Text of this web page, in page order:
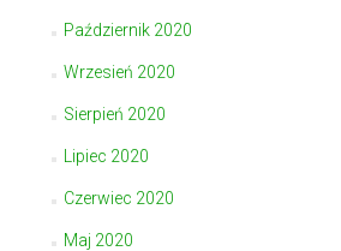
Październik 2020
Wrzesień 2020
Sierpień 2020
Lipiec 2020
Czerwiec 2020
Maj 2020